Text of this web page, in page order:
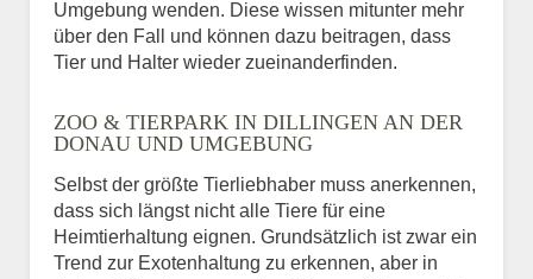
Umgebung wenden. Diese wissen mitunter mehr
über den Fall und können dazu beitragen, dass
Tier und Halter wieder zueinanderfinden.
ZOO & TIERPARK IN DILLINGEN AN DER
DONAU UND UMGEBUNG
Selbst der größte Tierliebhaber muss anerkennen,
dass sich längst nicht alle Tiere für eine
Heimtierhaltung eignen. Grundsätzlich ist zwar ein
Trend zur Exotenhaltung zu erkennen, aber in